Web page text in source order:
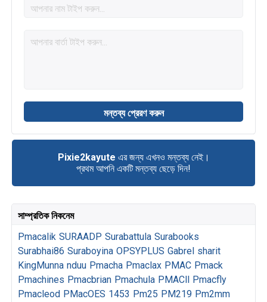
Pixie2kayute এর জন্য এখনও মন্তব্য নেই।
প্রথম আপনি একটি মন্তব্য ছেড়ে দিন!
সাম্প্রতিক নিকনেম
Pmacalik SURAADP Surabattula Surabooks
Surabhai86 Suraboyina OPSYPLUS Gabrel sharit
KingMunna nduu Pmacha Pmaclax PMAC Pmack
Pmachines Pmacbrian Pmachula PMACll Pmacfly
Pmacleod PMacOES 1453 Pm25 PM219 Pm2mm